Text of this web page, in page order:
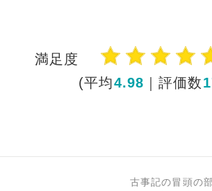
満足度
(平均4.98 ｜評価数
古事記の冒頭の